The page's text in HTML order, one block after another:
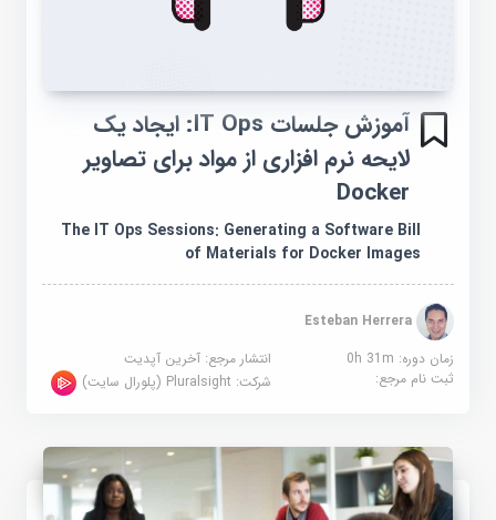
آموزش جلسات IT Ops: ایجاد یک
لایحه نرم افزاری از مواد برای تصاویر
Docker
The IT Ops Sessions: Generating a Software Bill
of Materials for Docker Images
Esteban Herrera
زمان دوره: 0h 31m
انتشار مرجع:آخرین آپدیت
ثبت نام مرجع:
شرکت:Pluralsight (پلورال سایت)